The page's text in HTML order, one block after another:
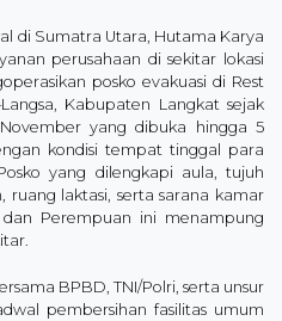
di Sumatra Utara, Hutama Karya
perusahaan di sekitar lokasi
posko evakuasi di Rest
Kabupaten Langkat sejak
yang dibuka hingga 5
kondisi tempat tinggal para
yang dilengkapi aula, tujuh
ruang laktasi, serta sarana kamar
Perempuan ini menampung
BPBD, TNI/Polri, serta unsur
pembersihan fasilitas umum